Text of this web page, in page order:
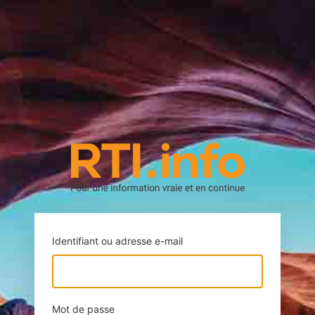
https://
Identifiant ou adresse e-mail
Mot de passe